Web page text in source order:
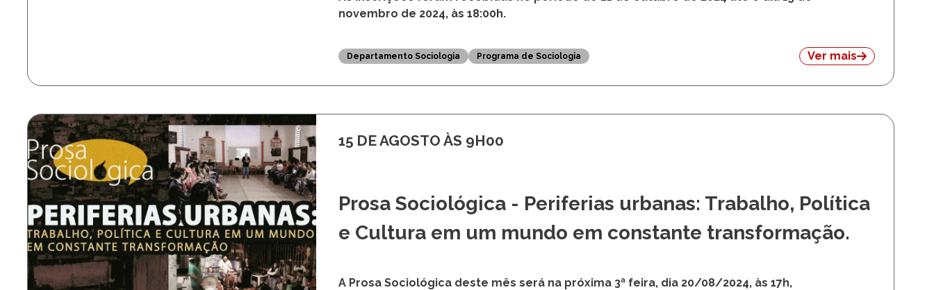
novembro de 2024, às 18:00h.
Departamento Sociologia Programa de Sociologia Ver mais
15 DE AGOSTO ÀS 9H00
Prosa Sociológica - Periferias urbanas: Trabalho, Política
e Cultura em um mundo em constante transformação.
A Prosa Sociológica deste mês será na próxima 3ª feira, dia 20/08/2024, às 17h,